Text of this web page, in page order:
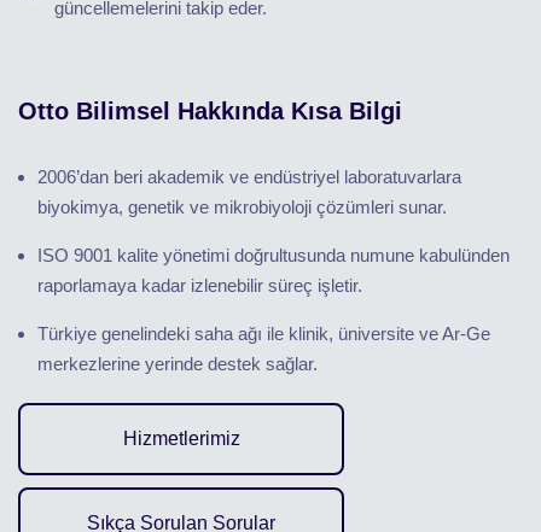
güncellemelerini takip eder.
Otto Bilimsel Hakkında Kısa Bilgi
2006’dan beri akademik ve endüstriyel laboratuvarlara
biyokimya, genetik ve mikrobiyoloji çözümleri sunar.
ISO 9001 kalite yönetimi doğrultusunda numune kabulünden
raporlamaya kadar izlenebilir süreç işletir.
Türkiye genelindeki saha ağı ile klinik, üniversite ve Ar-Ge
merkezlerine yerinde destek sağlar.
Hizmetlerimiz
Sıkça Sorulan Sorular